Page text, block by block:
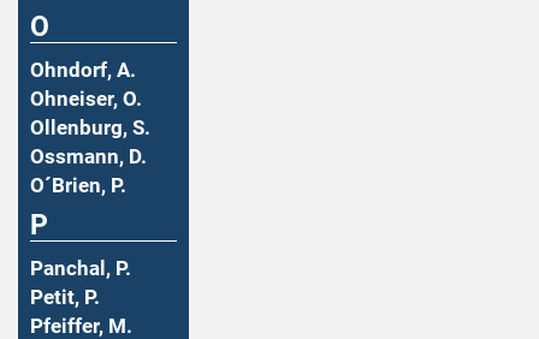
O
Ohndorf, A.
Ohneiser, O.
Ollenburg, S.
Ossmann, D.
O´Brien, P.
P
Panchal, P.
Petit, P.
Pfeiffer, M.